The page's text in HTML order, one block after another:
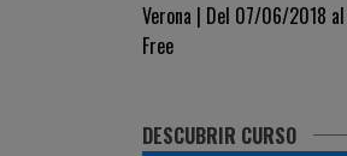
Verona | Del 07/06/2018
Free
DESCUBRIR CURSO